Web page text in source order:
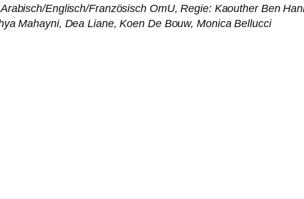
Englisch/Französisch OmU, Regie: Kaouther Ben
Mahayni, Dea Liane, Koen De Bouw, Monica Bellucci